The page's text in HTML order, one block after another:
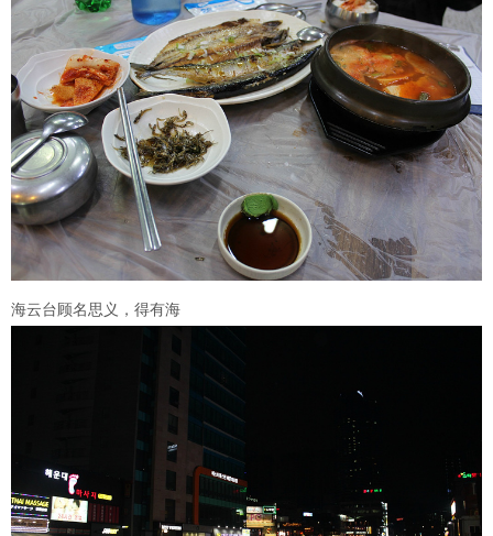
海云台顾名思义，得有海